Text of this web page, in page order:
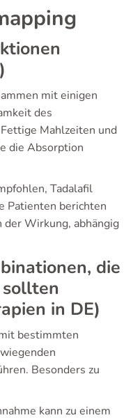
mit einigen
des
Mahlzeiten und
die Absorption
Tadalafil
Patienten berichten
Wirkung, abhängig
die
in DE)
bestimmten
Besonders zu
kann zu einem